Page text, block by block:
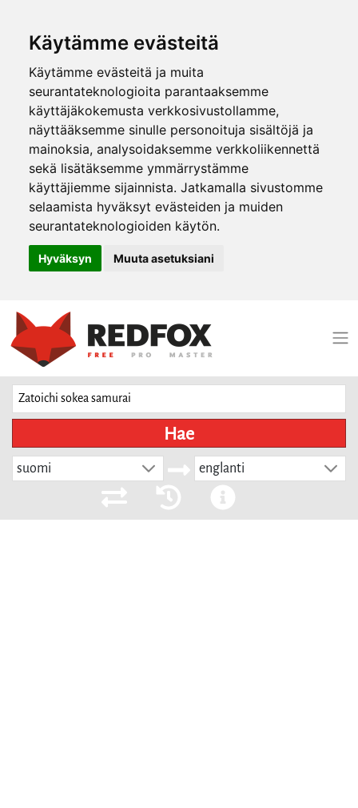
Käytämme evästeitä
Käytämme evästeitä ja muita
seurantateknologioita parantaaksemme
käyttäjäkokemusta verkkosivustollamme,
näyttääksemme sinulle personoituja sisältöjä ja
mainoksia, analysoidaksemme verkkoliikennettä
sekä lisätäksemme ymmärrystämme
käyttäjiemme sijainnista. Jatkamalla sivustomme
selaamista hyväksyt evästeiden ja muiden
seurantateknologioiden käytön.
Hyväksyn Muuta asetuksiani
Hae
suomi englanti